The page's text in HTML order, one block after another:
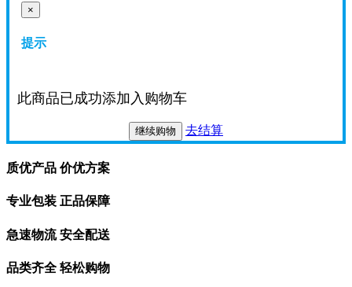
×
提示
此商品已成功添加入购物车
继续购物 去结算
质优产品 价优方案
专业包装 正品保障
急速物流 安全配送
品类齐全 轻松购物